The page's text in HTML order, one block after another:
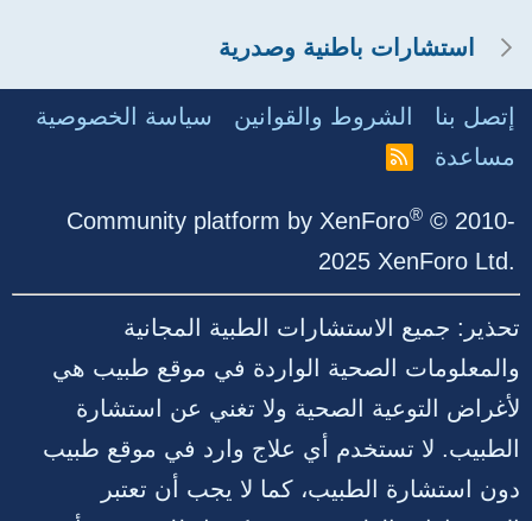
استشارات باطنية وصدرية
إتصل بنا الشروط والقوانين
سياسة الخصوصية
مساعدة
R
Community platform by XenForo® © 2010-
2025 XenForo Ltd.
تحذير: جميع الاستشارات الطبية المجانية
والمعلومات الصحية الواردة في موقع طبيب هي
لأغراض التوعية الصحية ولا تغني عن استشارة
الطبيب. لا تستخدم أي علاج وارد في موقع طبيب
دون استشارة الطبيب، كما لا يجب أن تعتبر